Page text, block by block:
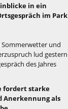
in ein
im Park
Sommerwetter und
lud gestern
des Jahres
fordert starke
Anerkennung als